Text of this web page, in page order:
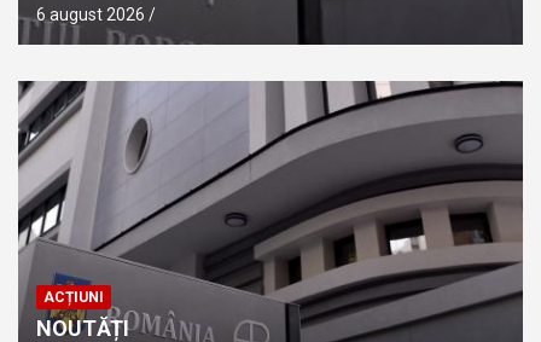
6 august 2026
ACȚIUNI
NOUTĂȚI